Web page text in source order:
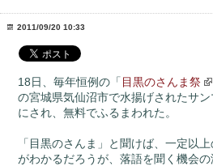
2011/09/20 10:33
18日、毎年恒例の「 目黒のさんま祭
の宮城県気仙沼市で水揚げされたサ
にされ、無料でふるまわれた。
「目黒のさんま」と聞けば、一定以
がわかるだろうが、落語を聞く機会